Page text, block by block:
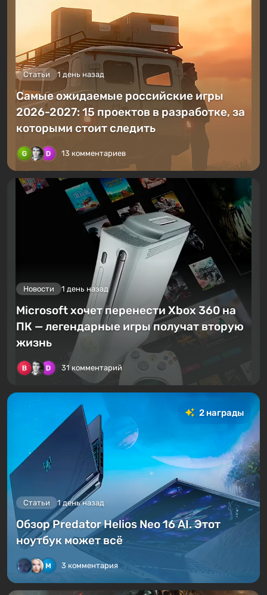
Статьи 1 день назад
Самые ожидаемые российские игры
2026-2027: 15 проектов в разработке, за
которыми стоит следить
13 комментариев
Новости 1 день назад
Microsoft хочет перенести Xbox 360 на
ПК — легендарные игры получат вторую
жизнь
31 комментарий
2 награды
Статьи 1 день назад
Обзор Predator Helios Neo 16 AI. Этот
ноутбук может всё
3 комментария